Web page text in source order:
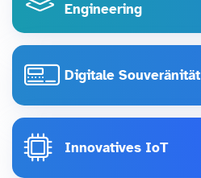
Engineering
Digitale Souveränität
Innovatives IoT